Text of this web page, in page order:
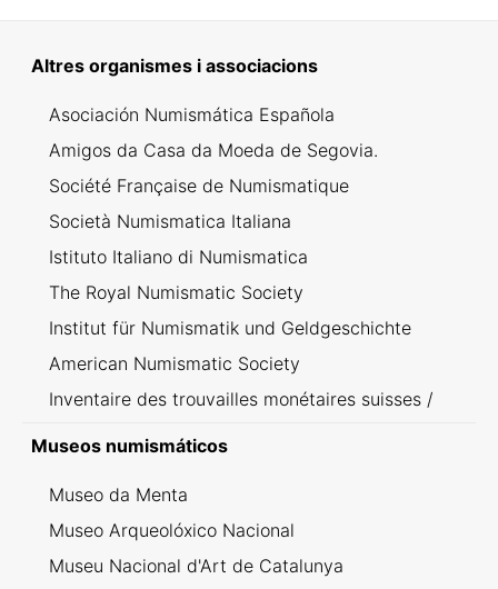
Altres organismes i associacions
Asociación Numismática Española
Amigos da Casa da Moeda de Segovia.
Société Française de Numismatique
Società Numismatica Italiana
Istituto Italiano di Numismatica
The Royal Numismatic Society
Institut für Numismatik und Geldgeschichte
American Numismatic Society
Inventaire des trouvailles monétaires suisses /
Museos numismáticos
Museo da Menta
Museo Arqueolóxico Nacional
Museu Nacional d'Art de Catalunya